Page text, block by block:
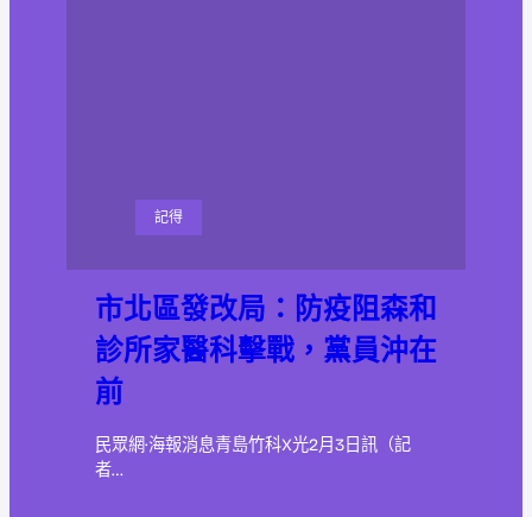
記得
市北區發改局：防疫阻森和
診所家醫科擊戰，黨員沖在
前
民眾網·海報消息青島竹科X光2月3日訊（記
者…